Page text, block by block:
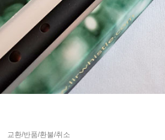
교환/반품/환불/취소